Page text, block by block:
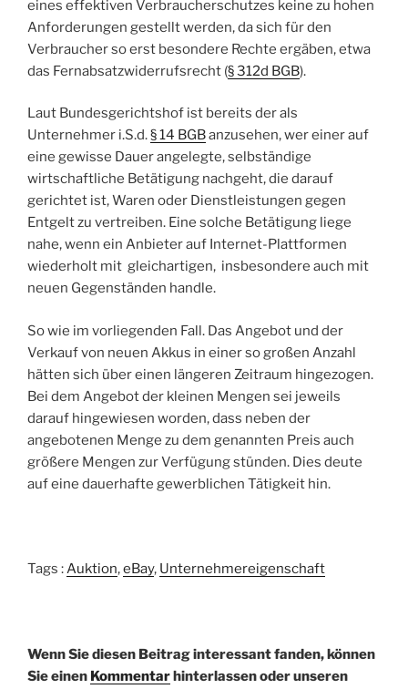
eines effektiven Verbraucherschutzes keine zu hohen
Anforderungen gestellt werden, da sich für den
Verbraucher so erst besondere Rechte ergäben, etwa
das Fernabsatzwiderrufsrecht (§ 312d BGB).
Laut Bundesgerichtshof ist bereits der als
Unternehmer i.S.d.§ 14 BGBanzusehen, wer einer auf
eine gewisse Dauer angelegte, selbständige
wirtschaftliche Betätigung nachgeht, die darauf
gerichtet ist, Waren oder Dienstleistungen gegen
Entgelt zu vertreiben. Eine solche Betätigung liege
nahe, wenn ein Anbieter auf Internet-Plattformen
wiederholt mit gleichartigen, insbesondere auch mit
neuen Gegenständen handle.
So wie im vorliegenden Fall. Das Angebot und der
Verkauf von neuen Akkus in einer so großen Anzahl
hätten sich über einen längeren Zeitraum hingezogen.
Bei dem Angebot der kleinen Mengen sei jeweils
darauf hingewiesen worden, dass neben der
angebotenen Menge zu dem genannten Preis auch
größere Mengen zur Verfügung stünden. Dies deute
auf eine dauerhafte gewerblichen Tätigkeit hin.
Tags :Auktion,eBay, Unternehmereigenschaft
Wenn Sie diesen Beitrag interessant fanden, können
Sie einen Kommentarhinterlassen oder unseren